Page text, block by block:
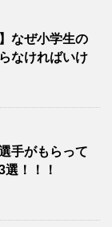
なぜ小学生の
なければいけ
手がもらって
！！！